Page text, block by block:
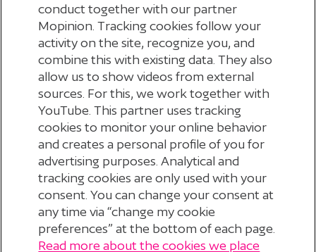
Automatische incasso stopzetten?
Je kunt op elk moment stoppen met de
automatische incasso. Mail daarvoor
naarincasso@stippensioen.nl.
Ben je het niet eens met een afschrijving?
Je kunt deze tot 56 dagen na afschrijving laten
terugboeken via je bank.
Rekeningnummer wijzigen?
Gebruik je al automatische incasso, maar wil je het
rekeningnummer aanpassen? Vraag dan een
nieuwe automatische incasso aan met het
machtigingsformulier. De incasso op je oude
conduct together with our partner
Mopinion. Tracking cookies follow your
activity on the site, recognize you, and
combine this with existing data. They also
allow us to show videos from external
sources. For this, we work together with
YouTube. This partner uses tracking
cookies to monitor your online behavior
and creates a personal profile of you for
advertising purposes. Analytical and
tracking cookies are only used with your
consent. You can change your consent at
any time via “change my cookie
preferences” at the bottom of each page.
Read more about the cookies we place